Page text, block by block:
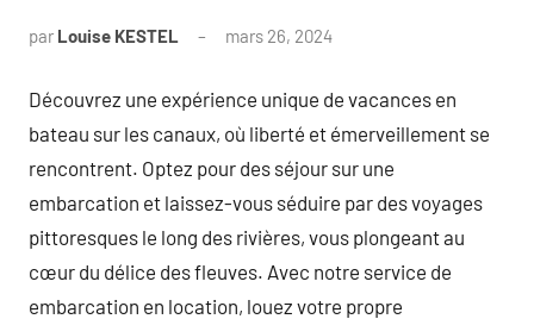
par Louise KESTEL mars 26, 2024
Découvrez une expérience unique de vacances en
bateau sur les canaux, où liberté et émerveillement se
rencontrent. Optez pour des séjour sur une
embarcation et laissez-vous séduire par des voyages
pittoresques le long des rivières, vous plongeant au
cœur du délice des fleuves. Avec notre service de
embarcation en location, louez votre propre